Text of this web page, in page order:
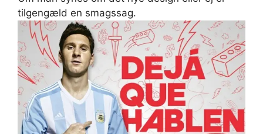
tilgengæld en smagssag.